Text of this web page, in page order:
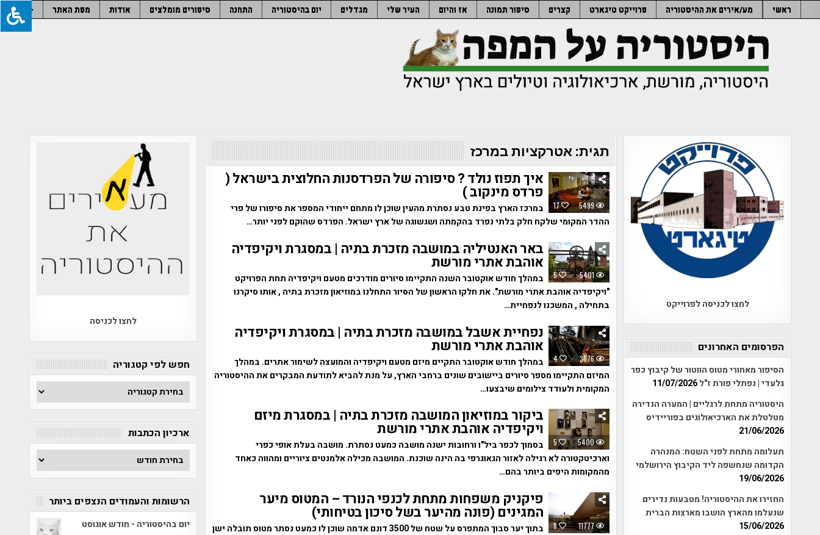
to
ראשי מע/אירים את ההיסטוריה פרוייקט טיגארט קצרים סיפור תמונה אז והיום העיר שלי מגדלים יום בהיסטוריה התחנה סיפורים מומלצים אודות מפת האתר –
תגית:אטרקציות במרכז
17 5499
איך תפוז נולד ? סיפורה של הפרדסנות החלוצית בישראל (
פרדס מינקוב )
במרכז הארץ בפינת טבע נסתרת מהעין שוכן לו מתחם ייחודי המספר את סיפורו של פרי
ההדר המקומי שלקח חלק בלתי נפרד בהקמתה ושגשוגה של ארץ ישראל. הפרדס שהוקם לפני יותר…
5 5401
באר האנטיליה במושבה מזכרת בתיה | במסגרת ויקיפדיה
אוהבת אתרי מורשת
במהלך חודש אוקטובר השנה התקיימו סיורים מודרכים מטעם ויקיפדיה תחת הפרויקט
"ויקיפדיה אוהבת אתרי מורשת". את חלקו הראשון של הסיור התחלנו במוזיאון מזכרת בתיה , אותו סיקרנו
בתחילה , המשכנו לנפחיית…
4 3676
נפחיית אשבל במושבה מזכרת בתיה | במסגרת ויקיפדיה
אוהבת אתרי מורשת
במהלך חודש אוקטובר התקיים מיזם מטעם ויקיפדיה והמועצה לשימור אתרים. במהלך
המיזם התקיימו מספר סיורים ביישובים שונים ברחבי הארץ, על מנת להביא לתודעת המבקרים את ההיסטוריה
המקומית ולעודד צילומים שיבצעו…
5 5400
ביקור במוזיאון המושבה מזכרת בתיה | במסגרת מיזם
ויקיפדיה אוהבת אתרי מורשת
בסמוך לכפר ביל"ו ורחובות ישנה מושבה כמעט נסתרת. מושבה בעלת אופי כפרי
וארכיטקטורה לא רגילה לאזור הגאוגרפי בה הינה שוכנת. המושבה מכילה אלמנטים ציוריים ומהווה כאחד
מהמקומות היפים ביותר בהם…
8 11777
פיקניק משפחות מתחת לכנפי הנורד – המטוס מיער
המגינים (פונה מהיער בשל סיכון בטיחותי)
בתוך יער סבוך המתפרס על שטח של 3500 דונם אדמה שוכן לו כמעט נסתר מטוס תובלה ישן
לחצו לכניסה לפרוייקט
הפרסומים האחרונים
הסיפור מאחורי מטוס הווטור של קיבוץ כפר
גלעדי | נפתלי פורת ז"ל11/07/2026
היסטוריה מתחת לרגליים | המערה הנדירה
מטלטלת את הארכיאולוגים בפוריידיס
21/06/2026
תעלומה מתחת לפני השטח: המנהרה
הקדומה שנחשפה ליד הקיבוץ הירושלמי
19/06/2026
החזירו את ההיסטוריה! מטבעות נדירים
שנעלמו מהארץ הושבו מארצות הברית
15/06/2026
לחצו לכניסה
חפש לפי קטגוריה
חפש
לפי
קטגוריה
ארכיון הכתבות
ארכיון
הכתבות
הרשומות והעמודים הנצפים ביותר
יום בהיסטוריה - חודש אוגוסט